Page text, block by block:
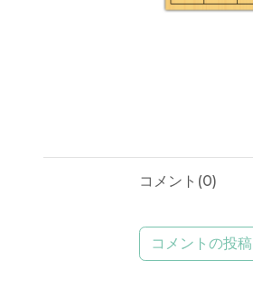
コメント(0)
コメントの投稿